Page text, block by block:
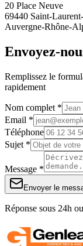
20 Place Neuve
69440 Saint-
Auvergne-Rhône-
Envoyez-
Remplissez le
rapidement
Nom complet *
Email *
Téléphone
Sujet *
Message *
Envoyer le
Réponse sous 24h